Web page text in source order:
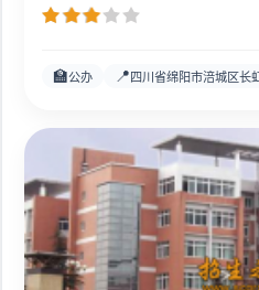
🏫公办 📍四川省绵阳市涪城区长